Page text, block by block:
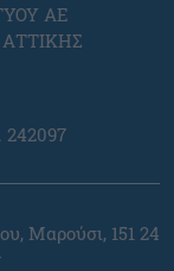
ΑΕ
242097
Μαρούσι, 151 24